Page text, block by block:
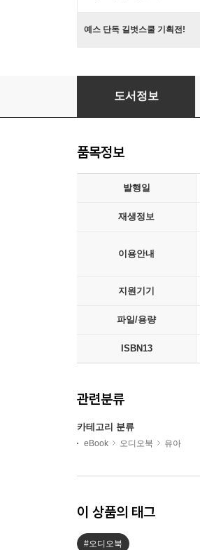
예스 단독 길벗스쿨 기획전!
더 놀고 싶은 걸 어떡해!
도서정보
품목정보
발행일
재생정보
이용안내
지원기기
파일/용량
ISBN13
관련분류
카테고리 분류
eBook 오디오북 유아
이 상품의 태그
#오디오북